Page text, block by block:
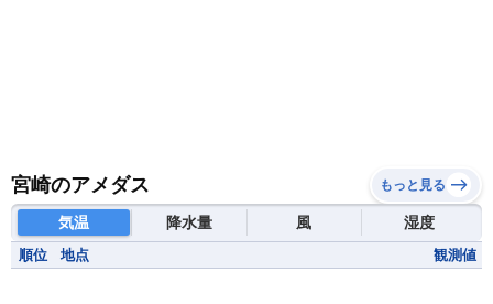
宮崎のアメダス もっと見る
気温 降水量 風 湿度
順位 地点 観測値